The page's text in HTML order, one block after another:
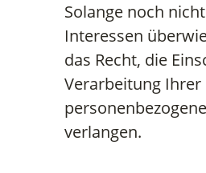
Solange noch
Interessen
das Recht, die
Verarbeitung Ihrer
verlangen.